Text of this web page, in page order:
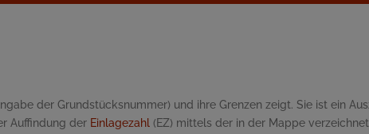
der Grundstücksnummer) und ihre Grenzen zeigt. Sie ist ein
Auffindung der Einlagezahl (EZ) mittels der in der Mappe